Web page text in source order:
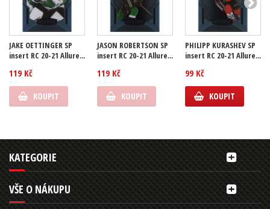
JAKE OETTINGER SP
insert RC 20-21 Allure...
119 Kč
KOUPIT
JASON ROBERTSON SP
insert RC 20-21 Allure...
119 Kč
KOUPIT
PHILIPP KURASHEV SP
insert RC 20-21 Allure...
99 Kč
KOUPIT
KATEGORIE
VŠE O NÁKUPU